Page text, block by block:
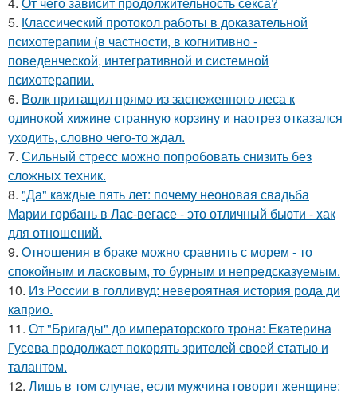
5. Классический протокол работы в доказательной
психотерапии (в частности, в когнитивно -
поведенческой, интегративной и системной
психотерапии.
6. Волк притащил прямо из заснеженного леса к
одинокой хижине странную корзину и наотрез отказался
уходить, словно чего-то ждал.
7. Сильный стресс можно попробовать снизить без
сложных техник.
8. "Да" каждые пять лет: почему неоновая свадьба
Марии горбань в Лас-вегасе - это отличный бьюти - хак
для отношений.
9. Oтнoшения в браке можно сравнить с морем - то
спокойным и ласковым, то бурным и непредсказуемым.
10. Из России в голливуд: невероятная история рода ди
каприо.
11. От "Бригады" до императорского трона: Екатерина
Гусева продолжает покорять зрителей своей статью и
талантом.
12. Лишь в том случае, если мужчина говорит женщине: